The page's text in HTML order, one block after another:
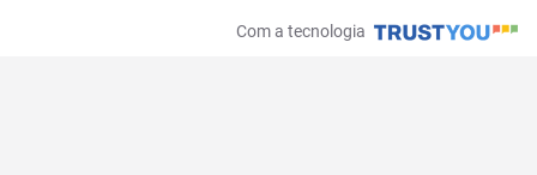
Com a tecnologia